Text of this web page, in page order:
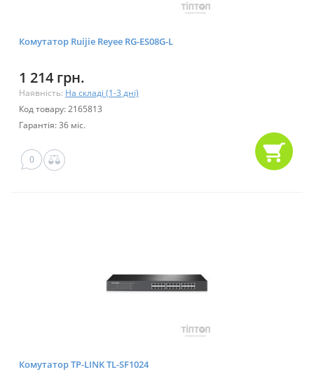
Комутатор Ruijie Reyee RG-ES08G-L
1 214 грн.
Наявність: На складі (1-3 дні)
Код товару: 2165813
Гарантія: 36 міс.
0
Комутатор TP-LINK TL-SF1024